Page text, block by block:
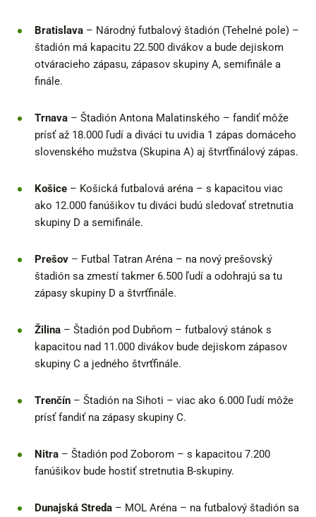
Bratislava – Národný futbalový štadión (Tehelné pole) –
štadión má kapacitu 22.500 divákov a bude dejiskom
otváracieho zápasu, zápasov skupiny A, semifinále a
finále.
Trnava – Štadión Antona Malatinského – fandiť môže
prísť až 18.000 ľudí a diváci tu uvidia 1 zápas domáceho
slovenského mužstva (Skupina A) aj štvrťfinálový zápas.
Košice – Košická futbalová aréna – s kapacitou viac
ako 12.000 fanúšikov tu diváci budú sledovať stretnutia
skupiny D a semifinále.
Prešov – Futbal Tatran Aréna – na nový prešovský
štadión sa zmestí takmer 6.500 ľudí a odohrajú sa tu
zápasy skupiny D a štvrťfinále.
Žilina – Štadión pod Dubňom – futbalový stánok s
kapacitou nad 11.000 divákov bude dejiskom zápasov
skupiny C a jedného štvrťfinále.
Trenčín – Štadión na Sihoti – viac ako 6.000 ľudí môže
prísť fandiť na zápasy skupiny C.
Nitra – Štadión pod Zoborom – s kapacitou 7.200
fanúšikov bude hostiť stretnutia B-skupiny.
Dunajská Streda – MOL Aréna – na futbalový štadión sa